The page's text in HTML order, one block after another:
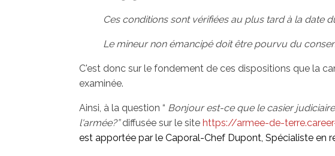
Ces conditions sont vérifiées au plus tard à la date
Le mineur non émancipé doit être pourvu du
C'est donc sur le fondement de ces dispositions que la
examinée.
Ainsi, à la question “ Bonjour est-ce que le casier
l'armée?”diffusée sur le site https://armee-de-
est apportée par le Caporal-Chef Dupont, Spécialiste en